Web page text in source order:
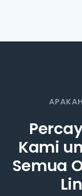
Kami
Semua